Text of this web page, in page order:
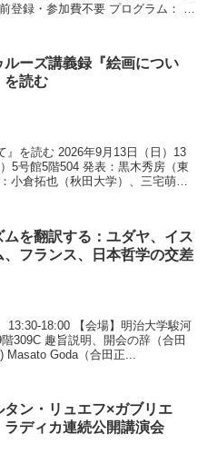
録・参加費不要 プログラム： 14
ルーズ講義録『絵画につい
を読む
』を読む 2026年9月13日（日）13
5号館5階504 発表：黒木秀房（東
小倉拓也（秋田大学）、三宅萌
ムを翻訳する：ユダヤ、イス
、フランス、日本哲学の交差
13:30-18:00 【会場】明治大学駿河
309C 趣旨説明、開会の辞（合田
Goda（合田正...
タン・リュエフ×ガブリエ
ラディカ連続公開講演会